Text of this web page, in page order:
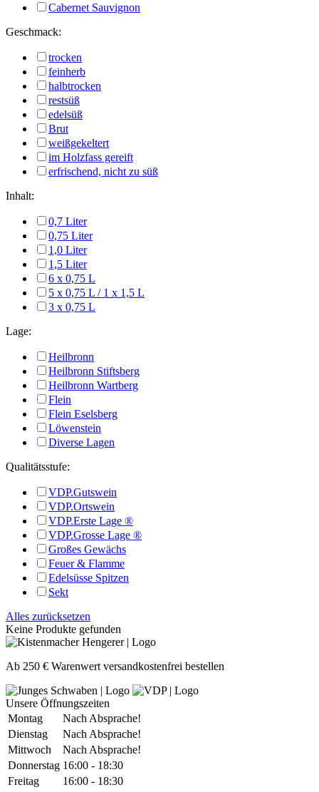
Cabernet Sauvignon
Geschmack:
trocken
feinherb
halbtrocken
restsüß
edelsüß
Brut
weißgekeltert
im Holzfass gereift
erfrischend, nicht zu süß
Inhalt:
0,7 Liter
0,75 Liter
1,0 Liter
1,5 Liter
6 x 0,75 L
5 x 0,75 L / 1 x 1,5 L
3 x 0,75 L
Lage:
Heilbronn
Heilbronn Stiftsberg
Heilbronn Wartberg
Flein
Flein Eselsberg
Löwenstein
Diverse Lagen
Qualitätsstufe:
VDP.Gutswein
VDP.Ortswein
VDP.Erste Lage ®
VDP.Grosse Lage ®
Großes Gewächs
Feuer & Flamme
Edelsüsse Spitzen
Sekt
Alles zurücksetzen
Keine Produkte gefunden
Ab 250 € Warenwert versandkostenfrei bestellen
Unsere Öffnungszeiten
Montag
Nach Absprache!
Dienstag
Nach Absprache!
Mittwoch
Nach Absprache!
Donnerstag 16:00 - 18:30
Freitag
16:00 - 18:30